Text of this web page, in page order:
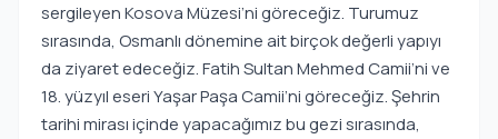
sergileyen Kosova Müzesi’ni göreceğiz. Turumuz
sırasında, Osmanlı dönemine ait birçok değerli yapıyı
da ziyaret edeceğiz. Fatih Sultan Mehmed Camii’ni ve
18. yüzyıl eseri Yaşar Paşa Camii’ni göreceğiz. Şehrin
tarihi mirası içinde yapacağımız bu gezi sırasında,